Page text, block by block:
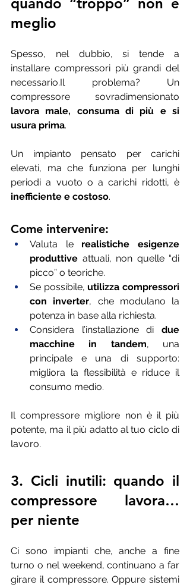
quando “troppo” non è
meglio
Spesso, nel dubbio, si tende a
installare compressori più grandi del
necessario.Il problema? Un
lavora male, consuma di più e si
usura prima.
Un impianto pensato per carichi
elevati, ma che funziona per lunghi
inefficiente e costoso.
Come intervenire:
Valuta le realistiche esigenze
produttive attuali, non quelle “di
picco” o teoriche.
Se possibile, utilizza compressori
con inverter, che modulano la
potenza in base alla richiesta.
Considera l’installazione di due
macchine in tandem, una
principale e una di supporto:
migliora la flessibilità e riduce il
consumo medio.
Il compressore migliore non è il più
potente, ma il più adatto al tuo ciclo di
lavoro.
3. Cicli inutili: quando il
compressore lavora…
per niente
Ci sono impianti che, anche a fine
turno o nel weekend, continuano a far
girare il compressore. Oppure sistemi